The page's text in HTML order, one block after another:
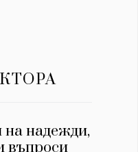
на надежди,
въпроси